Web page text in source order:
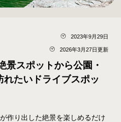
2023年9月29日
2026年3月27日更新
景スポットから公園・
れたいドライブスポッ
作り出した絶景を楽しめるだけ